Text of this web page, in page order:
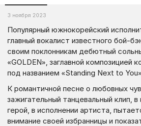
3 ноября 2023
Популярный южнокорейский
главный вокалист известного бой-
своим поклонникам дебютный
«GOLDEN», заглавной композицией
под названием «Standing Next to
К романтичной песне о любовных
зажигательный танцевальный клип,
герой, в исполнении артиста,
внимание своей избранницы и